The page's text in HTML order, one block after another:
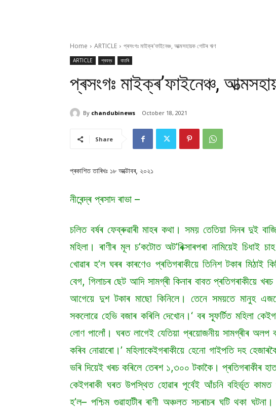
Home ARTICLE প্ৰসংগঃ মাইক্ৰ'ফাইনেঞ্চ, আত্মসহায়ক গোটৰ ঋণ
ARTICLE প্ৰবন্ধ বাতৰি
প্ৰসংগঃ মাইক্ৰ’ফাইনেঞ্চ,
By chandubinews October 18, 2021
Share
প্ৰকাশিত তাৰিখঃ ১৮ অক্টোবৰ, ২০২১
নীৰেন্দ্ৰ প্ৰসাদ ৰাভা –
চলিত বৰ্ষৰ ফেব্ৰুৱাৰী মাহৰ কথা। সময় তেতিয়া দিনৰ দুই
মহিলা। ৰাণীৰ মূল চ’কটোত অট’ৰিক্সাৰপৰা নামিয়েই চিধাই
খোৱাৰ হ’ল ঘৰৰ কাৰণেও প্ৰতিগৰাকীয়ে তিনিশ টকাৰ মিঠাই
বেগ, গিলাচৰ ছেট আদি সামগ্ৰী কিনাৰ বাবত প্ৰতিগৰাকীয়ে
আগেয়ে দুশ টকাৰ মাছো কিনিলে। তেনে সময়তে মানুহ
সকলোৱে হেভি বজাৰ কৰিলি দেখোন।‘ বৰ স্ফূৰ্টিত মহিলা
লোণ পালোঁ। ঘৰত লাগেই যেতিয়া প্ৰয়োজনীয় সামগ্ৰীৰ
কৰিব নোৱাৰো।’ মহিলাকেইগৰাকীয়ে হেনো গাইপতি দহ
ভৰি দিয়েই খৰচ কৰিলে তেৰশ ১,৩০০ টকাকৈ। প্ৰতিগৰাকীৰ
কেইগৰাকী ঘৰত উপস্থিত হোৱাৰ পূৰ্বেই আঁচনি বহিৰ্ভূত
হ’ল– পশ্চিম গুৱাহাটীৰ ৰাণী অঞ্চলত সচৰাচৰ ঘটি থকা